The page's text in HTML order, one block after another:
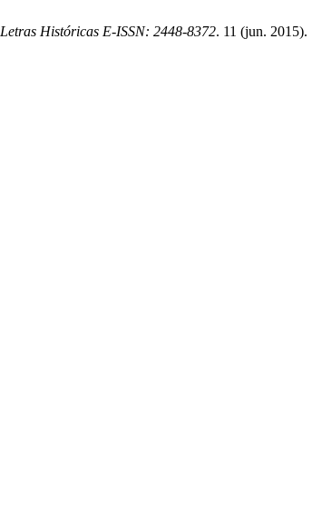
Letras Históricas E-ISSN: 2448-8372. 11 (jun. 2015).